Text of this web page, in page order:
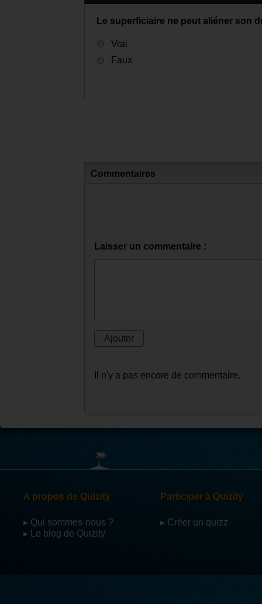
Le superficiaire ne peut aliéner son
Vrai
Faux
Commentaires
Laisser un commentaire :
Il n'y a pas encore de commentaire.
A propos de Quizity
▸ Qui sommes-nous ?
▸ Le blog de Quizity
Participer à Quizity
▸ Créer un quizz